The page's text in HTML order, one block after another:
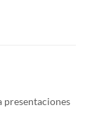
presentaciones